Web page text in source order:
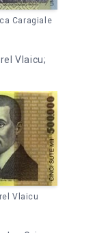
Caragiale
Vlaicu;
Vlaicu